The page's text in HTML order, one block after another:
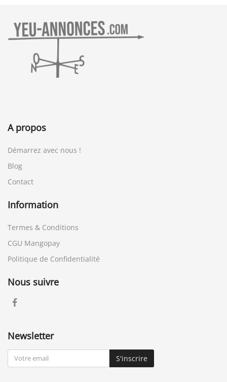
A propos
Démarrez avec nous !
Blog
Contact
Information
Termes & Conditions
CGU Mangopay
Politique de Confidentialité
Nous suivre
Newsletter
S'inscrire